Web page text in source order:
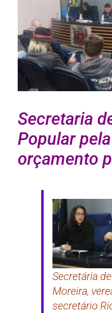
Secretaria
Popular
orçamento
Secretária
Moreira,
secretário